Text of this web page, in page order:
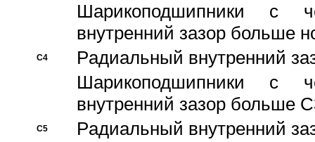
Шарикоподшипники с
внутренний зазор больше
C4
Pадиальный внутренний
Шарикоподшипники с
внутренний зазор больше
C5 Pадиальный внутренний